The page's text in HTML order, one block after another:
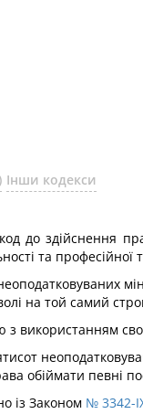
Інши кодекси
до здійснення
та професійної
на той самий
з використанням
обіймати певні
із Законом № 3342-